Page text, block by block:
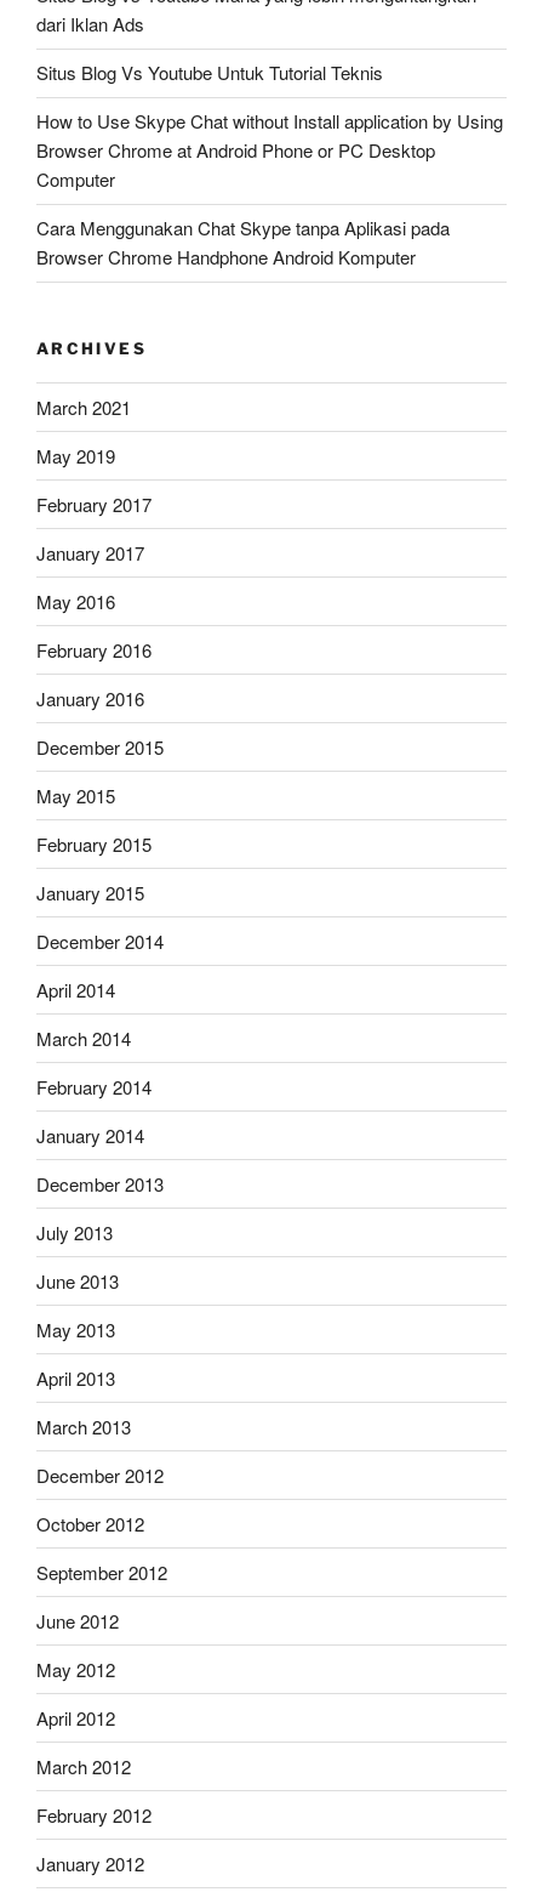
dari Iklan Ads
Situs Blog Vs Youtube Untuk Tutorial Teknis
How to Use Skype Chat without Install application by Using
Browser Chrome at Android Phone or PC Desktop
Computer
Cara Menggunakan Chat Skype tanpa Aplikasi pada
Browser Chrome Handphone Android Komputer
ARCHIVES
March 2021
May 2019
February 2017
January 2017
May 2016
February 2016
January 2016
December 2015
May 2015
February 2015
January 2015
December 2014
April 2014
March 2014
February 2014
January 2014
December 2013
July 2013
June 2013
May 2013
April 2013
March 2013
December 2012
October 2012
September 2012
June 2012
May 2012
April 2012
March 2012
February 2012
January 2012